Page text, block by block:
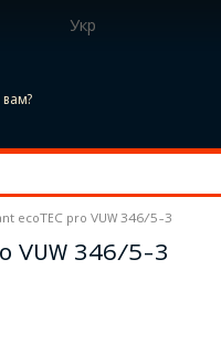
Укр
ecoTEC pro VUW 346/5-3
VUW 346/5-3